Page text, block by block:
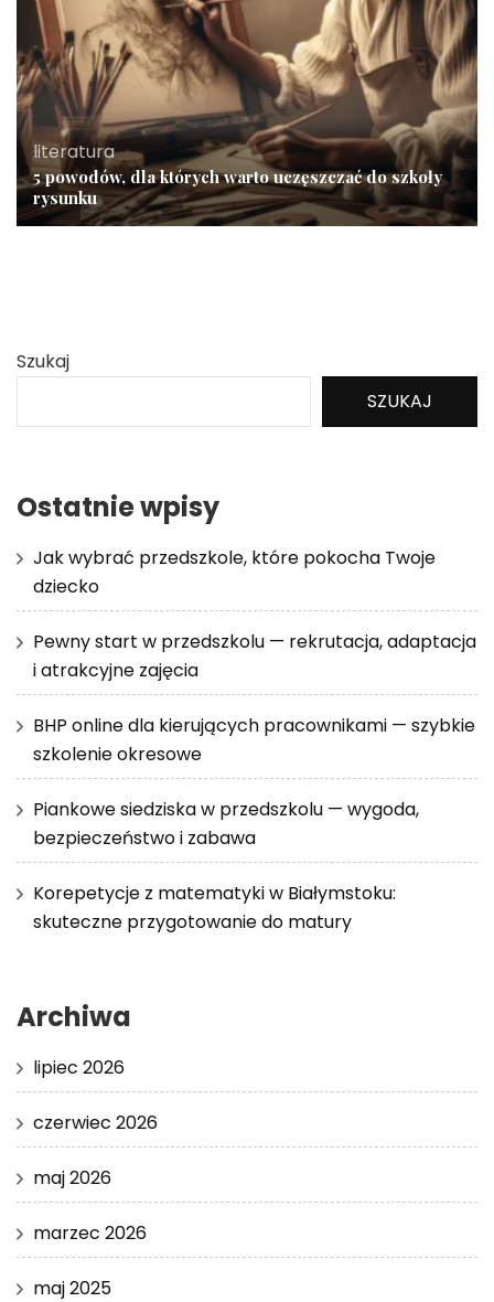
literatura
5 powodów, dla których warto uczęszczać do szkoły
rysunku
Szukaj
SZUKAJ
Ostatnie wpisy
Jak wybrać przedszkole, które pokocha Twoje
dziecko
Pewny start w przedszkolu — rekrutacja, adaptacja
i atrakcyjne zajęcia
BHP online dla kierujących pracownikami — szybkie
szkolenie okresowe
Piankowe siedziska w przedszkolu — wygoda,
bezpieczeństwo i zabawa
Korepetycje z matematyki w Białymstoku:
skuteczne przygotowanie do matury
Archiwa
lipiec 2026
czerwiec 2026
maj 2026
marzec 2026
maj 2025